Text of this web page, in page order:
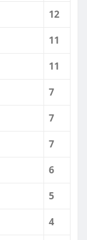
12
11
11
7
7
7
6
5
4